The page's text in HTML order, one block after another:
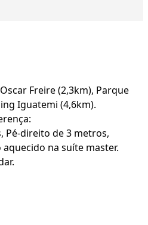
Freire (2,3km), Parque
Iguatemi (4,6km).
Pé-direito de 3 metros,
na suíte master.